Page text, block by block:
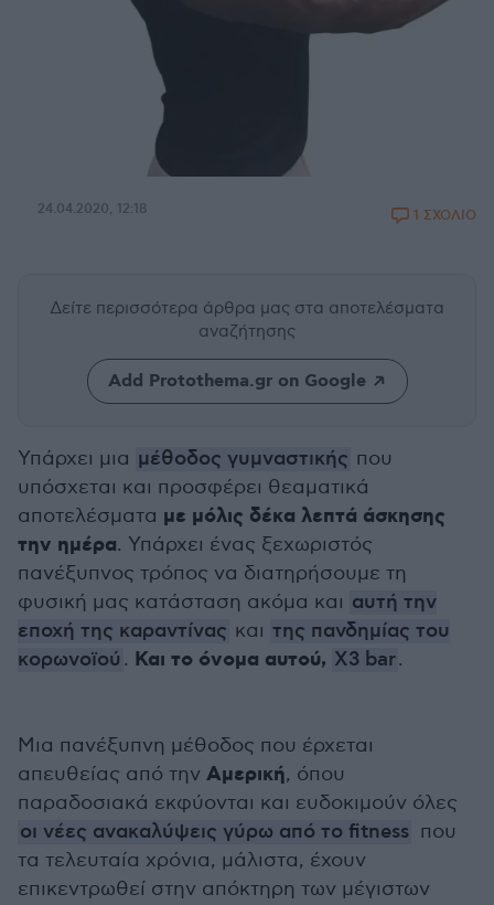
24.04.2020, 12:18 1 ΣΧΟΛΙΟ
Δείτε περισσότερα άρθρα μας στα αποτελέσματα
αναζήτησης
Add Protothema.gr on Google
Υπάρχει μια μέθοδος γυμναστικής που
υπόσχεται και προσφέρει θεαματικά
αποτελέσματα με μόλις δέκα λεπτά άσκησης
την ημέρα. Υπάρχει ένας ξεχωριστός
πανέξυπνος τρόπος να διατηρήσουμε τη
φυσική μας κατάσταση ακόμα και αυτή την
εποχή της καραντίνας και της πανδημίας του
κορωνοϊού . Και το όνομα αυτού, X3 bar.
Μια πανέξυπνη μέθοδος που έρχεται
απευθείας από την Αμερική, όπου
παραδοσιακά εκφύονται και ευδοκιμούν όλες
οι νέες ανακαλύψεις γύρω από το fitness που
τα τελευταία χρόνια, μάλιστα, έχουν
επικεντρωθεί στην απόκτηρη των μέγιστων